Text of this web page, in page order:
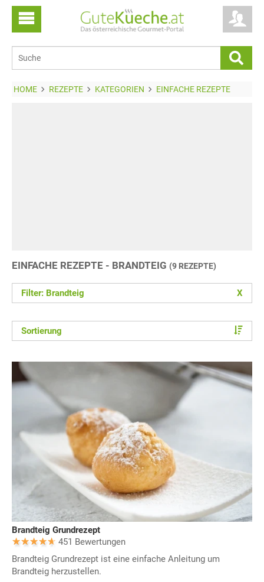
HOME REZEPTE KATEGORIEN EINFACHE REZEPTE
EINFACHE REZEPTE - BRANDTEIG (9 REZEPTE)
Filter: Brandteig X
Sortierung
Brandteig Grundrezept
451 Bewertungen
Brandteig Grundrezept ist eine einfache Anleitung um
Brandteig herzustellen.